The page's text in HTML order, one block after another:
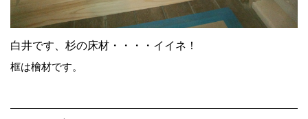
白井です、杉の床材・・・・イイネ！
框は檜材です。